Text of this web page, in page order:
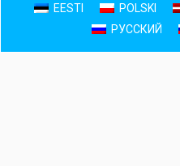
EESTI
POLSKI
РУССКИЙ